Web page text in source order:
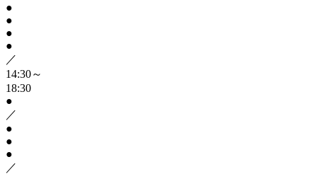
●
●
●
●
／
14:30～
18:30
●
／
●
●
●
／